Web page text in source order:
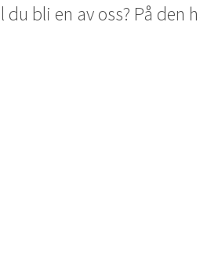
du bli en av oss? På den